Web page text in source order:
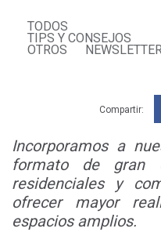
TODOS
TIPS Y CONSEJOS
OTROS
Compartir:
Incorporamos a
formato de gran
residenciales y
ofrecer mayor
espacios amplios.